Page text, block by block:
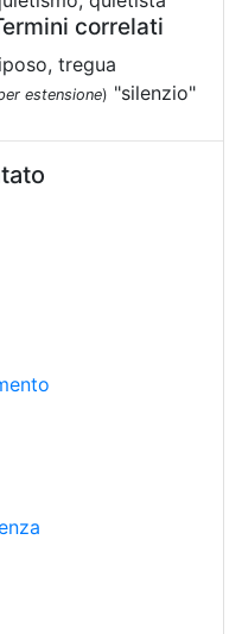
correlati
tregua
estensione) "silenzio"